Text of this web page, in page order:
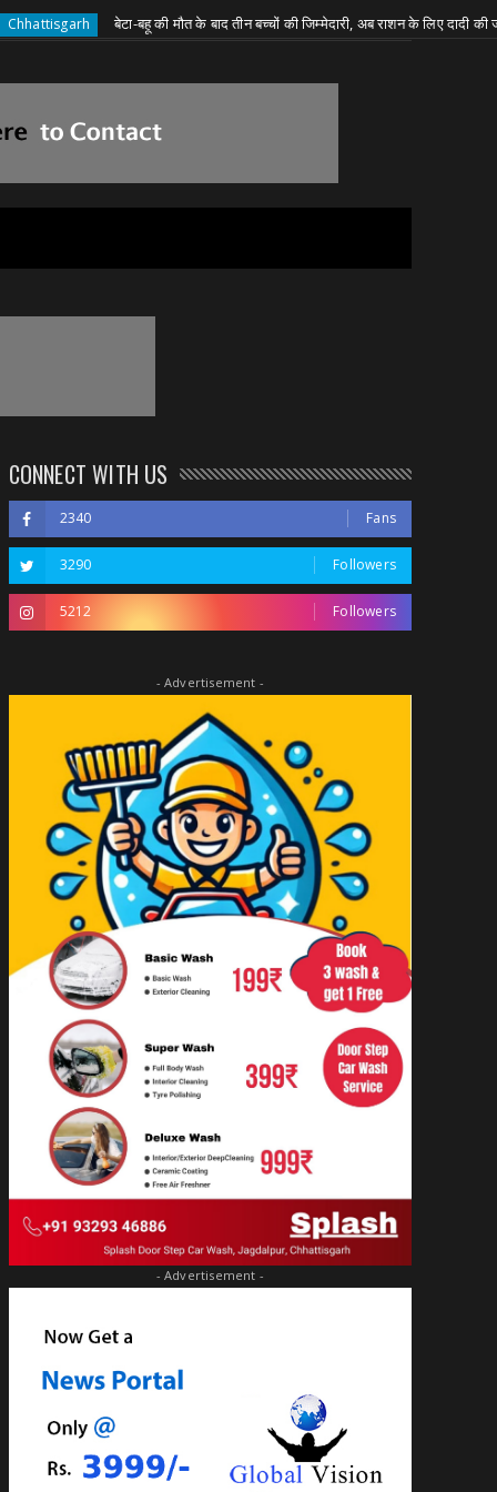
बेटा-बहू की मौत के बाद तीन बच्चों की जिम्मेदारी, अब राशन के लिए दादी की जद्दोजहद
CONNECT WITH US
2340 Fans
3290 Followers
5212 Followers
- Advertisement -
- Advertisement -